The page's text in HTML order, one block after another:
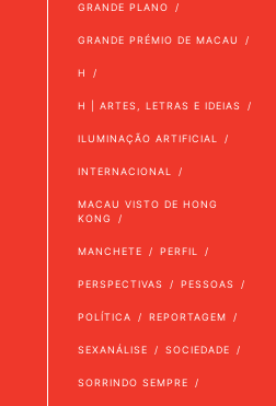
GRANDE PLANO
GRANDE PRÉMIO DE MACAU
H
H | ARTES, LETRAS E IDEIAS
ILUMINAÇÃO ARTIFICIAL
INTERNACIONAL
MACAU VISTO DE HONG
KONG
MANCHETE PERFIL
PERSPECTIVAS PESSOAS
POLÍTICA REPORTAGEM
SEXANÁLISE SOCIEDADE
SORRINDO SEMPRE